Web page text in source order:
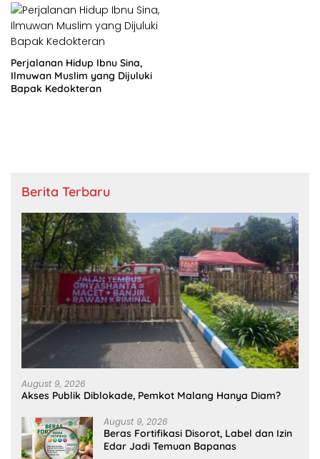
Perjalanan Hidup Ibnu Sina,
Ilmuwan Muslim yang Dijuluki
Bapak Kedokteran
Berita Terbaru
August 9, 2026
Akses Publik Diblokade, Pemkot Malang Hanya Diam?
August 9, 2026
Beras Fortifikasi Disorot, Label dan Izin
Edar Jadi Temuan Bapanas